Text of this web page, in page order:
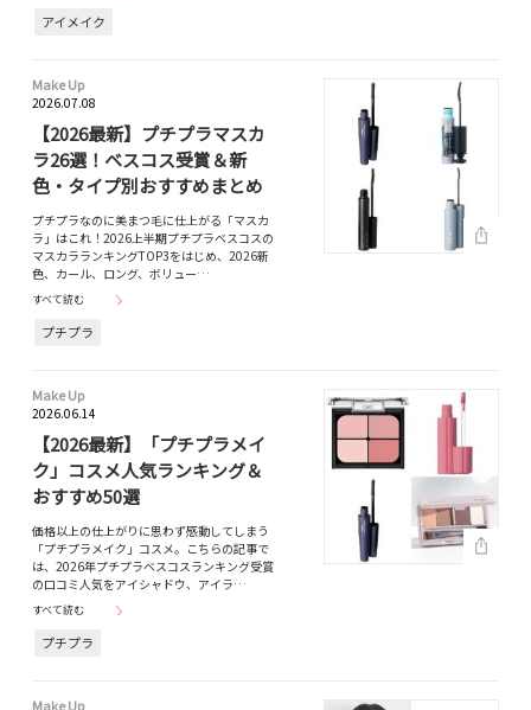
アイメイク
Make Up
2026.07.08
【2026最新】プチプラマスカ
ラ26選！ベスコス受賞＆新
色・タイプ別おすすめまとめ
プチプラなのに美まつ毛に仕上がる「マスカ
ラ」はこれ！2026上半期プチプラベスコスの
マスカラランキングTOP3をはじめ、2026新
色、カール、ロング、ボリュー…
すべて読む
プチプラ
Make Up
2026.06.14
【2026最新】「プチプラメイ
ク」コスメ人気ランキング＆
おすすめ50選
価格以上の仕上がりに思わず感動してしまう
「プチプラメイク」コスメ。こちらの記事で
は、2026年プチプラベスコスランキング受賞
の口コミ人気をアイシャドウ、アイラ…
すべて読む
プチプラ
Make Up